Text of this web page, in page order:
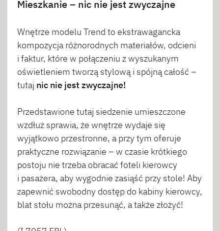
Mieszkanie – nic nie jest zwyczajne
Wnętrze modelu Trend to ekstrawagancka
kompozycja różnorodnych materiałów, odcieni
i faktur, które w połączeniu z wyszukanym
oświetleniem tworzą stylową i spójną całość –
tutaj nic nie jest zwyczajne!
Przedstawione tutaj siedzenie umieszczone
wzdłuż sprawia, że wnętrze wydaje się
wyjątkowo przestronne, a przy tym oferuje
praktyczne rozwiązanie – w czasie krótkiego
postoju nie trzeba obracać foteli kierowcy
i pasażera, aby wygodnie zasiąść przy stole! Aby
zapewnić swobodny dostęp do kabiny kierowcy,
blat stołu można przesunąć, a także złożyć!